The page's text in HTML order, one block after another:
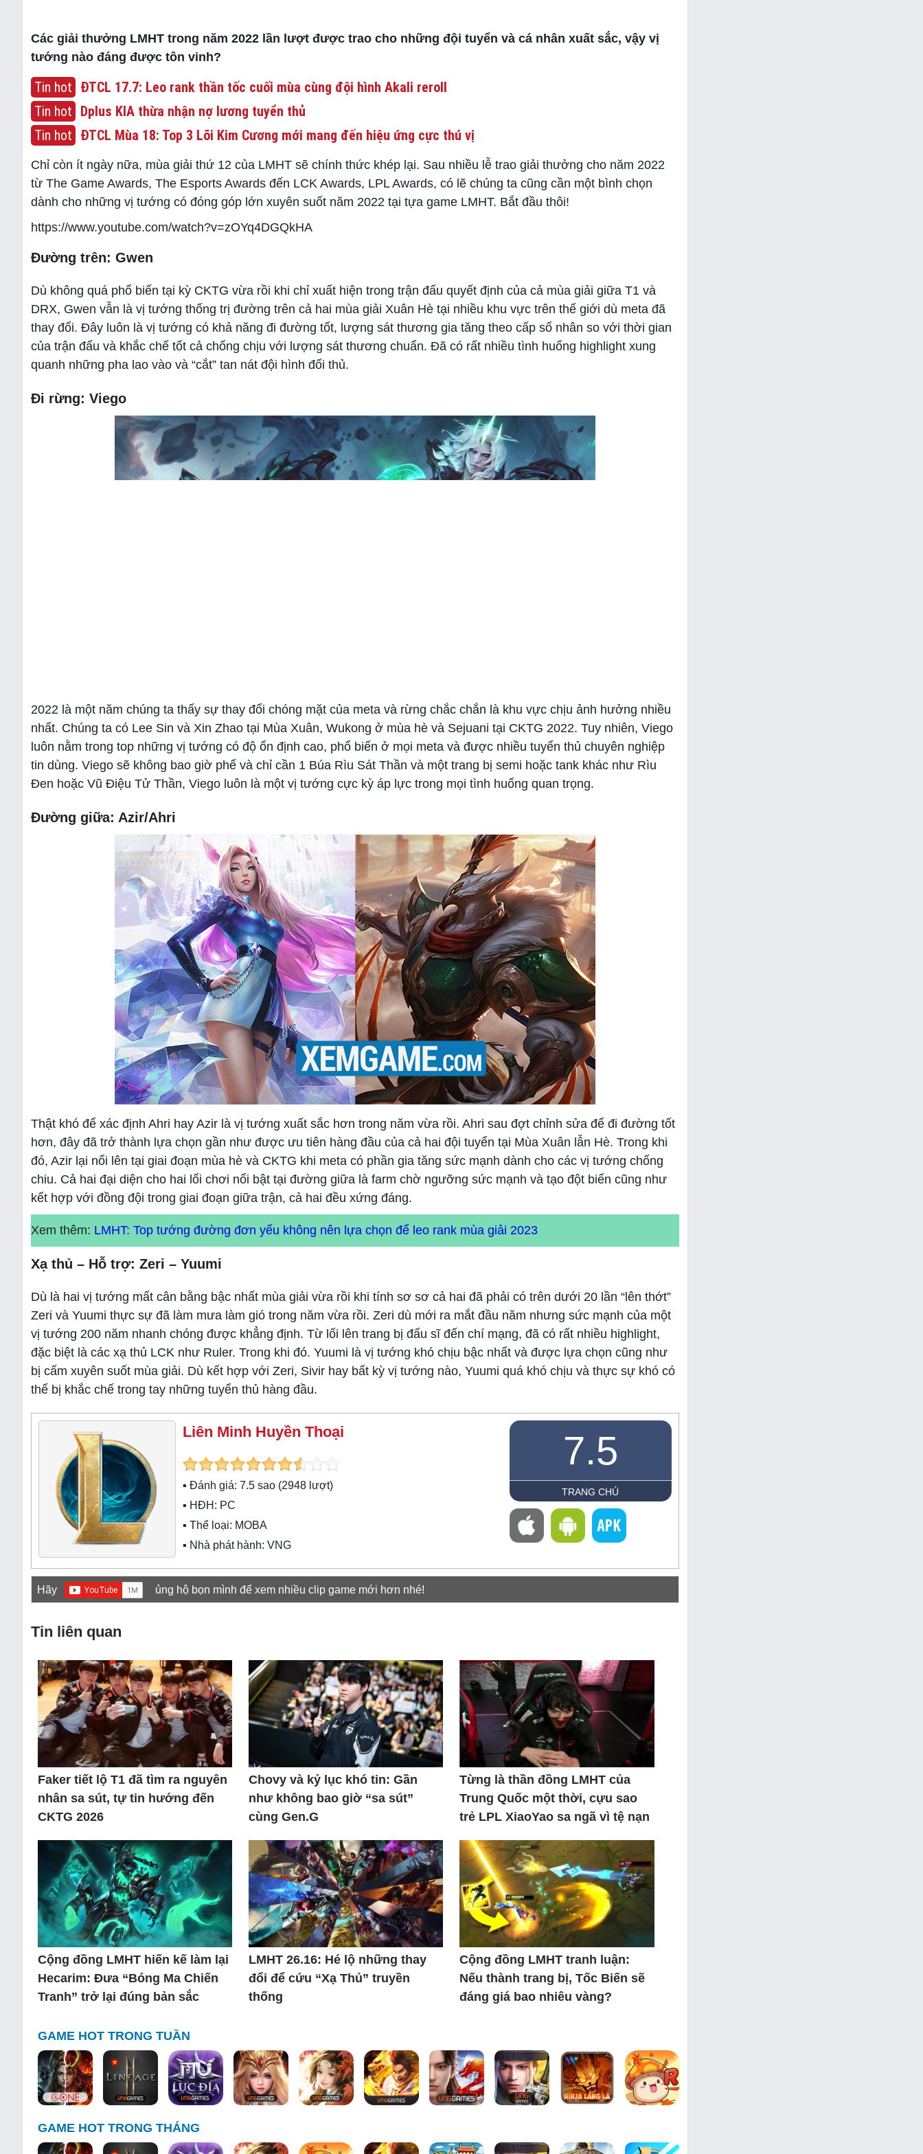
Các giải thưởng LMHT trong năm 2022 lần lượt được trao cho những đội tuyển và cá nhân xuất sắc, vậy vị
tướng nào đáng được tôn vinh?
Tin hot ĐTCL 17.7: Leo rank thần tốc cuối mùa cùng đội hình Akali reroll
Tin hot Dplus KIA thừa nhận nợ lương tuyển thủ
Tin hot ĐTCL Mùa 18: Top 3 Lõi Kim Cương mới mang đến hiệu ứng cực thú vị
Chỉ còn ít ngày nữa, mùa giải thứ 12 của LMHT sẽ chính thức khép lại. Sau nhiều lễ trao giải thưởng cho năm 2022
từ The Game Awards, The Esports Awards đến LCK Awards, LPL Awards, có lẽ chúng ta cũng cần một bình chọn
dành cho những vị tướng có đóng góp lớn xuyên suốt năm 2022 tại tựa game LMHT. Bắt đầu thôi!
https://www.youtube.com/watch?v=zOYq4DGQkHA
Đường trên: Gwen
Dù không quá phổ biến tại kỳ CKTG vừa rồi khi chỉ xuất hiện trong trận đấu quyết định của cả mùa giải giữa T1 và
DRX, Gwen vẫn là vị tướng thống trị đường trên cả hai mùa giải Xuân Hè tại nhiều khu vực trên thế giới dù meta đã
thay đổi. Đây luôn là vị tướng có khả năng đi đường tốt, lượng sát thương gia tăng theo cấp số nhân so với thời gian
của trận đấu và khắc chế tốt cả chống chịu với lượng sát thương chuẩn. Đã có rất nhiều tình huống highlight xung
quanh những pha lao vào và “cắt” tan nát đội hình đối thủ.
Đi rừng: Viego
2022 là một năm chúng ta thấy sự thay đổi chóng mặt của meta và rừng chắc chắn là khu vực chịu ảnh hưởng nhiều
nhất. Chúng ta có Lee Sin và Xin Zhao tại Mùa Xuân, Wukong ở mùa hè và Sejuani tại CKTG 2022. Tuy nhiên, Viego
luôn nằm trong top những vị tướng có độ ổn định cao, phổ biến ở mọi meta và được nhiều tuyển thủ chuyên nghiệp
tin dùng. Viego sẽ không bao giờ phế và chỉ cần 1 Búa Rìu Sát Thần và một trang bị semi hoặc tank khác như Rìu
Đen hoặc Vũ Điệu Tử Thần, Viego luôn là một vị tướng cực kỳ áp lực trong mọi tình huống quan trọng.
Đường giữa: Azir/Ahri
Thật khó để xác định Ahri hay Azir là vị tướng xuất sắc hơn trong năm vừa rồi. Ahri sau đợt chỉnh sửa để đi đường tốt
hơn, đây đã trở thành lựa chọn gần như được ưu tiên hàng đầu của cả hai đội tuyển tại Mùa Xuân lẫn Hè. Trong khi
đó, Azir lại nổi lên tại giai đoạn mùa hè và CKTG khi meta có phần gia tăng sức mạnh dành cho các vị tướng chống
chiu. Cả hai đại diện cho hai lối chơi nổi bật tại đường giữa là farm chờ ngưỡng sức mạnh và tạo đột biến cũng như
kết hợp với đồng đội trong giai đoạn giữa trận, cả hai đều xứng đáng.
Xem thêm: LMHT: Top tướng đường đơn yếu không nên lựa chọn để leo rank mùa giải 2023
Xạ thủ – Hỗ trợ: Zeri – Yuumi
Dù là hai vị tướng mất cân bằng bậc nhất mùa giải vừa rồi khi tính sơ sơ cả hai đã phải có trên dưới 20 lần “lên thớt”
Zeri và Yuumi thực sự đã làm mưa làm gió trong năm vừa rồi. Zeri dù mới ra mắt đầu năm nhưng sức mạnh của một
vị tướng 200 năm nhanh chóng được khẳng định. Từ lối lên trang bị đấu sĩ đến chí mạng, đã có rất nhiều highlight,
đặc biệt là các xạ thủ LCK như Ruler. Trong khi đó. Yuumi là vị tướng khó chịu bậc nhất và được lựa chọn cũng như
bị cấm xuyên suốt mùa giải. Dù kết hợp với Zeri, Sivir hay bất kỳ vị tướng nào, Yuumi quá khó chịu và thực sự khó có
thể bị khắc chế trong tay những tuyển thủ hàng đầu.
Liên Minh Huyền Thoại
▪ Đánh giá: 7.5 sao (2948 lượt)
▪ HĐH: PC
▪ Thể loại: MOBA
▪ Nhà phát hành: VNG
7.5
TRANG CHỦ
Hãy ủng hộ bọn mình để xem nhiều clip game mới hơn nhé!
Tin liên quan
Faker tiết lộ T1 đã tìm ra nguyên
nhân sa sút, tự tin hướng đến
CKTG 2026
Chovy và kỷ lục khó tin: Gần
như không bao giờ “sa sút”
cùng Gen.G
Từng là thần đồng LMHT của
Trung Quốc một thời, cựu sao
trẻ LPL XiaoYao sa ngã vì tệ nạn
Cộng đồng LMHT hiến kế làm lại
Hecarim: Đưa “Bóng Ma Chiến
Tranh” trở lại đúng bản sắc
LMHT 26.16: Hé lộ những thay
đổi để cứu “Xạ Thủ” truyền
thống
Cộng đồng LMHT tranh luận:
Nếu thành trang bị, Tốc Biến sẽ
đáng giá bao nhiêu vàng?
GAME HOT TRONG TUẦN
GAME HOT TRONG THÁNG